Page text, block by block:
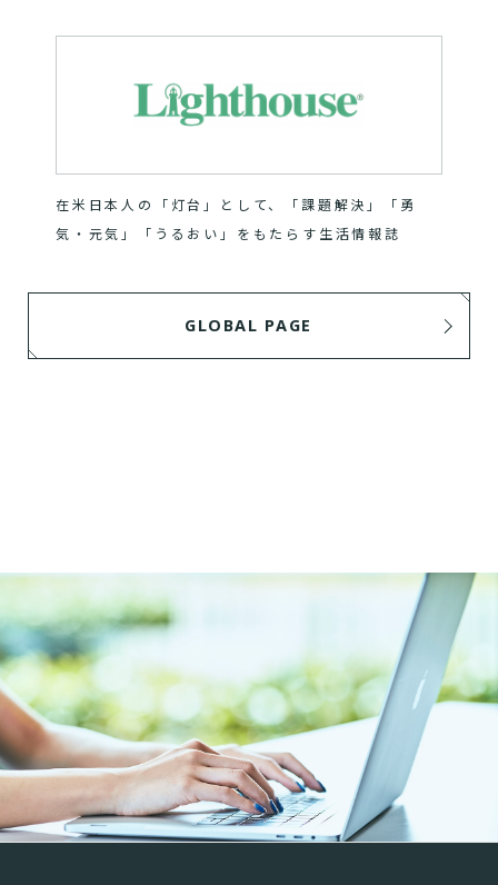
在米日本人の「灯台」として、「課題解決」「勇
気・元気」「うるおい」をもたらす生活情報誌
GLOBAL PAGE